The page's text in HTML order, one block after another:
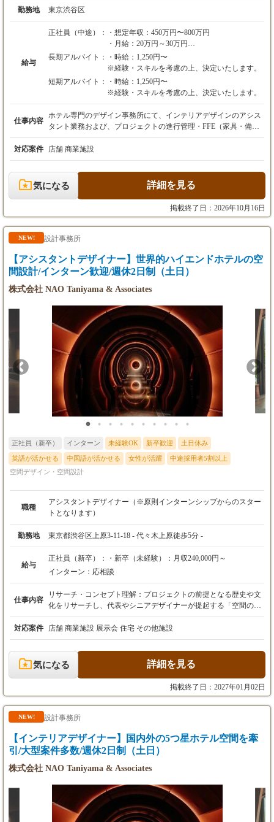
勤務地 東京渋谷区
給与
正社員（中途）：
・想定年収：450万円〜800万円
・月給：20万円～30万円
※経験・能力・前職給などを考慮して決定いた
します。
※試用期間あり（3か月、月給20万円～、条件
等変更なし）
長期アルバイト：
・時給：1,250円〜
※経験・スキルを考慮の上、決定いたします。
短期アルバイト：
・時給：1,250円〜
※経験・スキルを考慮の上、決定いたします。
仕事内容
ホテル専門のデザイン事務所にて、インテリアデザインのアシス
タント業務および、プロジェクトの進行管理・FFE（家具・備品
等）手配などのバックオフィス業務をお任せします。 ◆ 業務フ
ローと担当範囲 ・【進行管理・事務】Excelを用いた見積もりや
請求書の作成、予算管理、スケジュールの進行管理。 ・【FFE手
配】空間デザインに合わせた家具、照明、アートなどの選定サポ
ートおよび発注・納品管理。 ・【デザイン補助】VectorWorksを
使用した図面の作成補助、プレゼンテーション用パッケージの作
成。 ・【現場視察】国内外のプロジェクト現場や視察への同行、
現場での柔軟なイレギュラー対応。 ◆ やりがい・キャリアにつ
ながるポイント ・デスクワークに留まらず、意匠設計から家具の
コーディネートまで、ホテル空間が完成する全工程に携わること
から入り、段階的にデザインの専門スキルを身につけていくこと
が可能です。 ・未経験からスタートしたスタッフが半年でデザイ
ディに成長できる環境です。
対応案件 店舗 商業施設
気になる 詳細を見る
掲載終了日：2026年10月16日
NEW! 設計事務所
【アシスタントデザイナー】世界的ハイエンドホテルの空
間設計/インターン歓迎/週休2日制（土日）
株式会社 NAO Taniyama & Associates
正社員（新卒） インターン 未経験OK 新卒歓迎 土日休み
英語が活かせる 中国語が活かせる 女性が活躍
中途採用者5割以上
空間デザイン・空間設計
職種
アシスタントデザイナー（※原則インターンシップからのスター
トとなります）
勤務地 東京都渋谷区上原3-11-18 - 代々木上原徒歩5分 -
給与
正社員（新卒）：
・新卒（未経験）：月収240,000円～
インターン： 応相談
仕事内容
リサーチ・コンセプト理解：プロジェクトの前提となる歴史や文
化をリサーチし、代表やシニアデザイナーが提起する「空間のコ
ンセプト」を深く理解します。 図面作成・CGモデリングの補
助：コンセプトを具現化するための図面作成やパース作成をサポ
ートし、デザインが実物へと変わるプロセスを論理的に学びま
す。 マテリアル選定のサポート：空間の質を左右する素材の選定
において、サンプル収集や比較検討を行い、高い品質基準を体感
します。 現場調査の同行：実際の施工現場に同行し、図面上のデ
ザインがどのように現実の空間へと立ち上がっていくのか、その
仕組みと監理の手法を吸収します。
対応案件 店舗 商業施設 展示会 住宅 その他施設
気になる 詳細を見る
掲載終了日：2027年01月02日
NEW! 設計事務所
【インテリアデザイナー】国内外の5つ星ホテル空間を牽
引/大型案件多数/週休2日制（土日）
株式会社 NAO Taniyama & Associates